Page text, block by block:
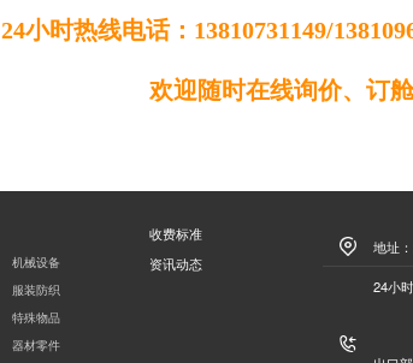
24小时热线电话：13810731149/
欢迎随时在线询价、订舱
机械设备
服装防织
特殊物品
器材零件
收费标准
资讯动态
地址
24小